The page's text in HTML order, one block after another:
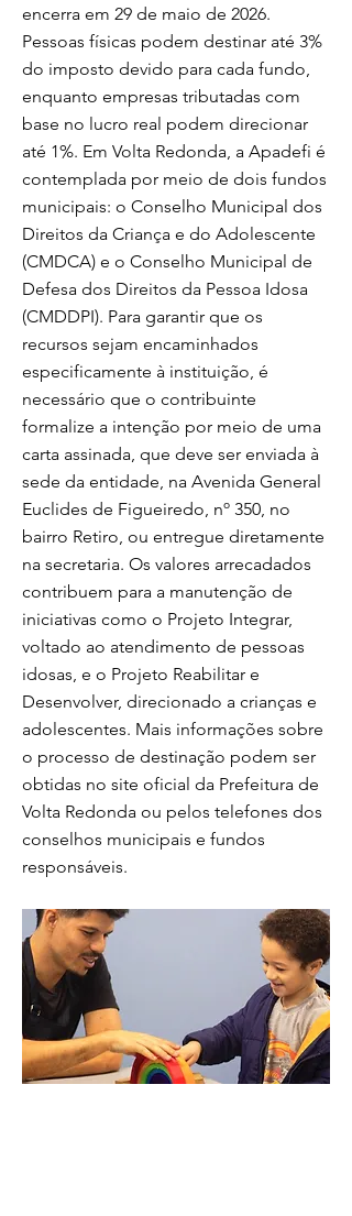
encerra em 29 de maio de 2026.
Pessoas físicas podem destinar até 3%
do imposto devido para cada fundo,
enquanto empresas tributadas com
base no lucro real podem direcionar
até 1%. Em Volta Redonda, a Apadefi é
contemplada por meio de dois fundos
municipais: o Conselho Municipal dos
Direitos da Criança e do Adolescente
(CMDCA) e o Conselho Municipal de
Defesa dos Direitos da Pessoa Idosa
(CMDDPI). Para garantir que os
recursos sejam encaminhados
especificamente à instituição, é
necessário que o contribuinte
formalize a intenção por meio de uma
carta assinada, que deve ser enviada à
sede da entidade, na Avenida General
Euclides de Figueiredo, nº 350, no
bairro Retiro, ou entregue diretamente
na secretaria. Os valores arrecadados
contribuem para a manutenção de
iniciativas como o Projeto Integrar,
voltado ao atendimento de pessoas
idosas, e o Projeto Reabilitar e
Desenvolver, direcionado a crianças e
adolescentes. Mais informações sobre
o processo de destinação podem ser
obtidas no site oficial da Prefeitura de
Volta Redonda ou pelos telefones dos
conselhos municipais e fundos
responsáveis.